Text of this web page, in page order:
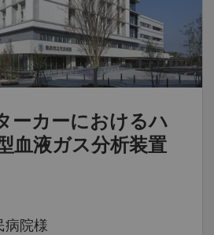
ーカーにおけるハ
血液ガス分析装置
病院様